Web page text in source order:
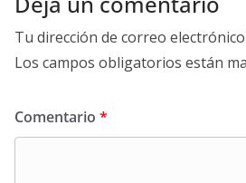
Tu dirección de correo
Los campos obligatorios están
Comentario *